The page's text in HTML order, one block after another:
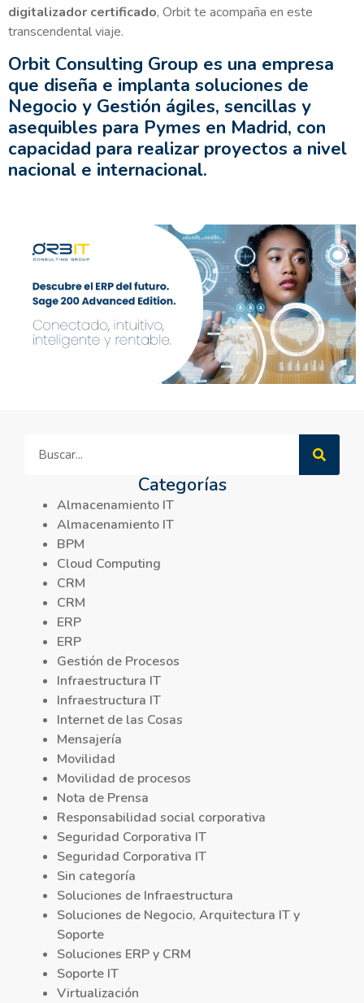
digitalizador certificado, Orbit te acompaña en este
transcendental viaje.
Orbit Consulting Group es una empresa
que diseña e implanta soluciones de
Negocio y Gestión ágiles, sencillas y
asequibles para Pymes en Madrid, con
capacidad para realizar proyectos a nivel
nacional e internacional.
Categorías
Almacenamiento IT
Almacenamiento IT
BPM
Cloud Computing
CRM
CRM
ERP
ERP
Gestión de Procesos
Infraestructura IT
Infraestructura IT
Internet de las Cosas
Mensajería
Movilidad
Movilidad de procesos
Nota de Prensa
Responsabilidad social corporativa
Seguridad Corporativa IT
Seguridad Corporativa IT
Sin categoría
Soluciones de Infraestructura
Soluciones de Negocio, Arquitectura IT y
Soporte
Soluciones ERP y CRM
Soporte IT
Virtualización